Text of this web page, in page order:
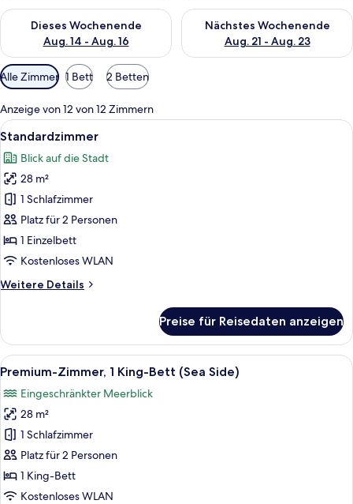
Dieses Wochenende
Aug. 14 - Aug. 16
Überprüfe die Verfügbarkeit für dieses Wochenende, Aug. 14
Nächstes Wochenende
Aug. 21 - Aug. 23
Überprüfe die Verfügbarkeit
Verfügbare
Filter
für
Zimmer
Alle Zimmer 1 Bett 2 Betten
Anzeige von 12 von 12 Zimmern
Alle
Fotos
für
Standardzimmer
anzeigen
Ein Hotelzimmer mit einem großen
16
Standardzimmer
Blick auf die Stadt
28 m²
1 Schlafzimmer
Platz für 2 Personen
1 Einzelbett
Kostenloses WLAN
Weitere Details
Weitere
Preise für Reisedaten anzeigen
Alle
Fotos
für
Premium-
Zimmer,
1 King-
Bett
(Sea
Ein Hotelzimmer mit einem großen
14
Premium-Zimmer, 1 King-Bett (Sea Side)
Eingeschränkter Meerblick
28 m²
1 Schlafzimmer
Platz für 2 Personen
1 King-Bett
Kostenloses WLAN